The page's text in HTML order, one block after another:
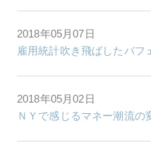
2018年05月07日
雇用統計吹き飛ばしたバフ
2018年05月02日
ＮＹで感じるマネー潮流の